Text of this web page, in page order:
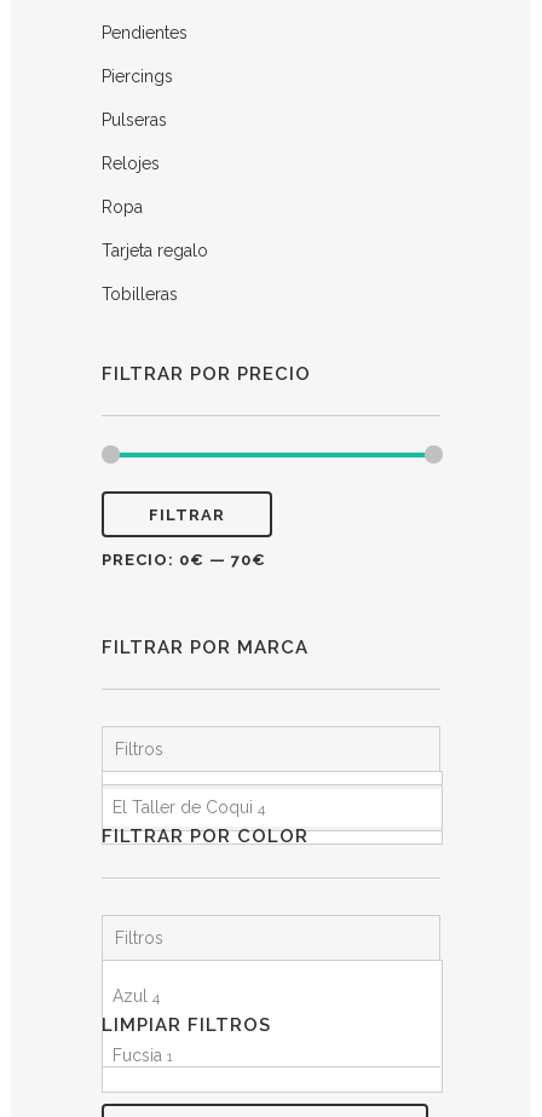
Pendientes
Piercings
Pulseras
Relojes
Ropa
Tarjeta regalo
Tobilleras
FILTRAR POR PRECIO
FILTRAR
PRECIO: 0€ — 70€
FILTRAR POR MARCA
Filtros
El Taller de Coqui 4
FILTRAR POR COLOR
Filtros
Azul 4
Fucsia 1
LIMPIAR FILTROS